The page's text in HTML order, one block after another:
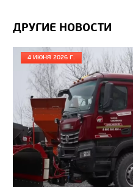
САМОСВАЛ
ДРУГИЕ НОВОСТИ
4 ИЮНЯ 2026 Г.